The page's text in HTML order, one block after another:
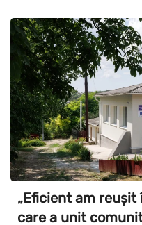
„Eficient am
care a unit